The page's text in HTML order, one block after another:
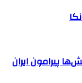
پیرامون ایران